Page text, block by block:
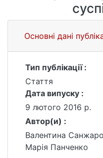
Основні дані
Тип публікації :
Стаття
Дата випуску :
9 лютого 2016 р.
Автор(и) :
Валентина
Марія Панченко